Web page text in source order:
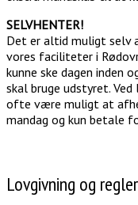
SELVHENTER!
Det er altid muligt selv
vores faciliteter i
kunne ske dagen inden
skal bruge udstyret.
ofte være muligt at
mandag og kun betale
Lovgivning og